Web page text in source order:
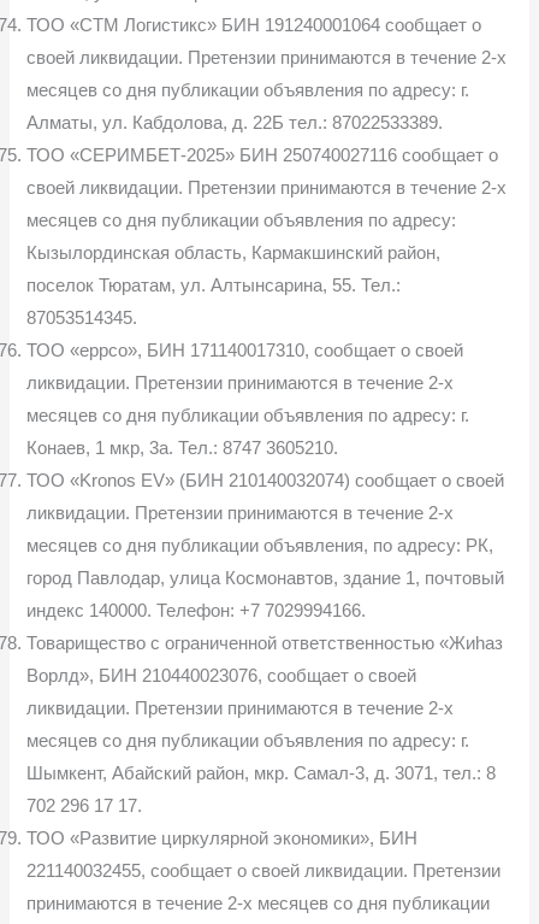
ТОО «СТМ Логистикс» БИН 191240001064 сообщает о
своей ликвидации. Претензии принимаются в течение 2-х
месяцев со дня публикации объявления по адресу: г.
Алматы, ул. Кабдолова, д. 22Б тел.: 87022533389.
ТОО «СЕРИМБЕТ-2025» БИН 250740027116 сообщает о
своей ликвидации. Претензии принимаются в течение 2-х
месяцев со дня публикации объявления по адресу:
Кызылординская область, Кармакшинский район,
поселок Тюратам, ул. Алтынсарина, 55. Тел.:
87053514345.
ТОО «eppco», БИН 171140017310, сообщает о своей
ликвидации. Претензии принимаются в течение 2-х
месяцев со дня публикации объявления по адресу: г.
Конаев, 1 мкр, 3а. Тел.: 8747 3605210.
ТОО «Kronos EV» (БИН 210140032074) сообщает о своей
ликвидации. Претензии принимаются в течение 2-х
месяцев со дня публикации объявления, по адресу: РК,
город Павлодар, улица Космонавтов, здание 1, почтовый
индекс 140000. Телефон: +7 7029994166.
Товарищество с ограниченной ответственностью «Жиһаз
Ворлд», БИН 210440023076, сообщает о своей
ликвидации. Претензии принимаются в течение 2-х
месяцев со дня публикации объявления по адресу: г.
Шымкент, Абайский район, мкр. Самал-3, д. 3071, тел.: 8
702 296 17 17.
ТОО «Развитие циркулярной экономики», БИН
221140032455, сообщает о своей ликвидации. Претензии
принимаются в течение 2-х месяцев со дня публикации